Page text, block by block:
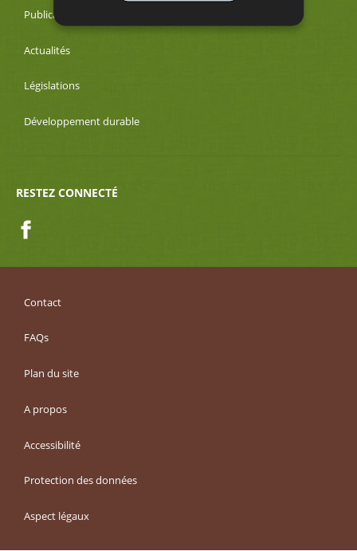
Publications
Actualités
Législations
Développement durable
RESTEZ CONNECTÉ
Contact
FAQs
Plan du site
A propos
Accessibilité
Protection des données
Aspect légaux